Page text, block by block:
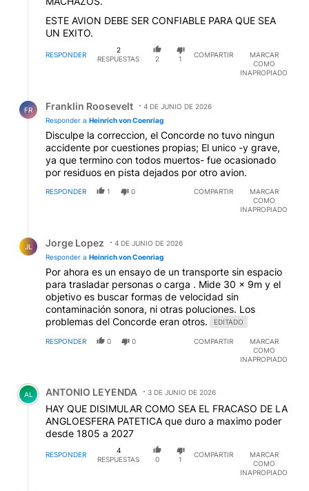
ESTE AVION DEBE SER CONFIABLE PARA QUE SEA
UN EXITO.
RESPONDER
2
RESPUESTAS
2 1
COMPARTIR
MARCAR
COMO
INAPROPIADO
FR Franklin Roosevelt
4 DE JUNIO DE 2026
Responder a Heinrich von Coenriag
Disculpe la correccion, el Concorde no tuvo ningun
accidente por cuestiones propias; El unico -y grave,
ya que termino con todos muertos- fue ocasionado
por residuos en pista dejados por otro avion.
RESPONDER 1 0 COMPARTIR
MARCAR
COMO
INAPROPIADO
JL Jorge Lopez
4 DE JUNIO DE 2026
Responder a Heinrich von Coenriag
Por ahora es un ensayo de un transporte sin espacio
para trasladar personas o carga . Mide 30 x 9m y el
objetivo es buscar formas de velocidad sin
contaminación sonora, ni otras poluciones. Los
problemas del Concorde eran otros.
EDITADO
RESPONDER 0 0 COMPARTIR
MARCAR
COMO
INAPROPIADO
Comentario de ANTONIO LEYENDA.
AL ANTONIO LEYENDA 3 DE JUNIO DE 2026
HAY QUE DISIMULAR COMO SEA EL FRACASO DE LA
ANGLOESFERA PATETICA que duro a maximo poder
desde 1805 a 2027
RESPONDER
4
RESPUESTAS
0 1
COMPARTIR
MARCAR
COMO
INAPROPIADO